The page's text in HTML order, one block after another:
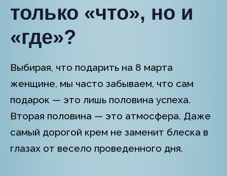
только «что», но и
«где»?
Выбирая, что подарить на 8 марта
женщине, мы часто забываем, что сам
подарок — это лишь половина успеха.
Вторая половина — это атмосфера. Даже
самый дорогой крем не заменит блеска в
глазах от весело проведенного дня.